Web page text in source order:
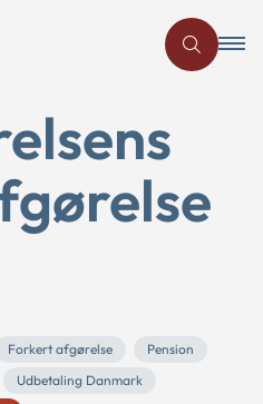
Forkert afgørelse
Pension
Udbetaling Danmark